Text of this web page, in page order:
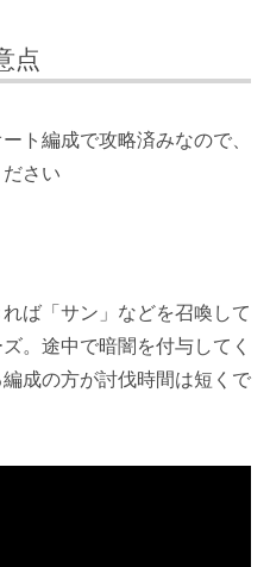
点
ト編成で攻略済みなので、
さい
ば「サン」などを召喚して
。途中で暗闇を付与してく
成の方が討伐時間は短くで